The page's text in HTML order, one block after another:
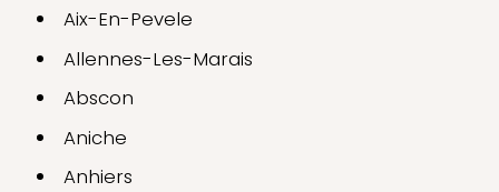
Aix-En-Pevele
Allennes-Les-Marais
Abscon
Aniche
Anhiers